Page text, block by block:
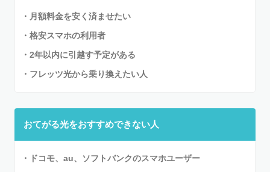
・ 月額料金を安く済ませたい
・ 格安スマホの利用者
・2年以内に引越す予定がある
・フレッツ光から乗り換えたい人
おてがる光をおすすめできない人
・
ドコモ、au、ソフトバンクのスマホユーザー